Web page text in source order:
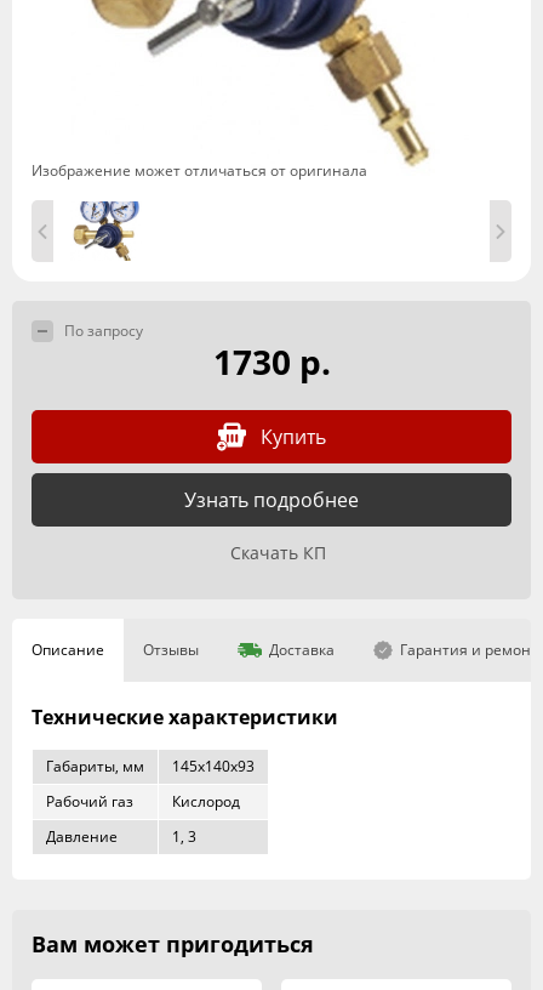
Изображение может отличаться от оригинала
По запросу
1730 р.
Купить
Узнать подробнее
Скачать КП
Описание Отзывы Доставка Гарантия и ремонт
Технические характеристики
Габариты, мм
145x140x93
Рабочий газ
Кислород
Давление
1, 3
Вам может пригодиться